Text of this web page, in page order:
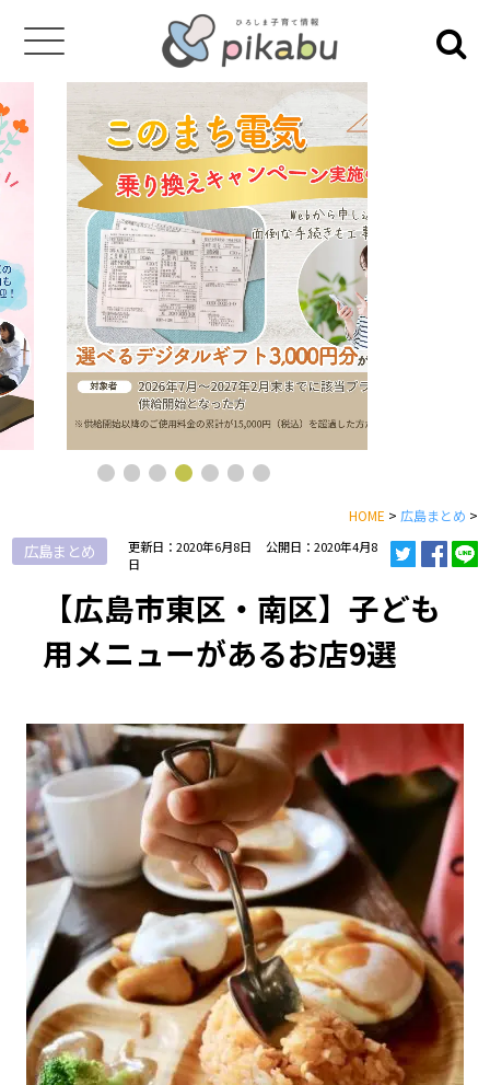
HOME > 広島まとめ >
広島まとめ 更新日：2020年6月8日
公開日：2020年4月8
日
【広島市東区・南区】子ども
用メニューがあるお店9選